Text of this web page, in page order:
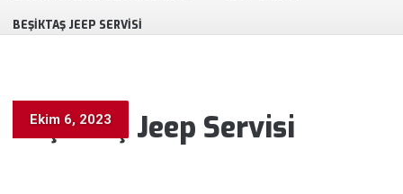
BEŞIKTAŞ JEEP SERVISI
Beşiktaş Jeep Servisi
Ekim 6, 2023